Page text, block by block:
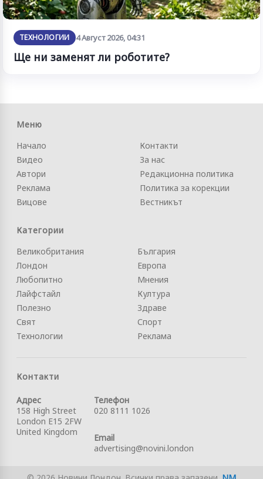
ТЕХНОЛОГИИ 4 Август 2026, 04:31
Ще ни заменят ли роботите?
Меню
Начало
Видео
Автори
Реклама
Вицове
Контакти
За нас
Редакционна политика
Политика за корекции
Вестникът
Категории
Великобритания
Лондон
Любопитно
Лайфстайл
Полезно
Свят
Технологии
България
Европа
Мнения
Култура
Здраве
Спорт
Реклама
Контакти
Адрес
158 High Street
London E15 2FW
United Kingdom
Телефон
020 8111 1026
Email
advertising@novini.london